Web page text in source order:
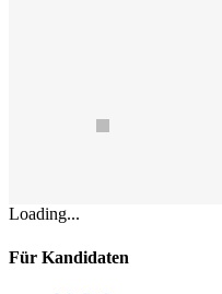
Loading...
Für Kandidaten